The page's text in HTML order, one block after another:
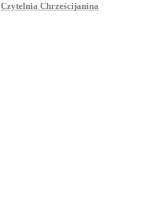
Czytelnia Chrześcijanina